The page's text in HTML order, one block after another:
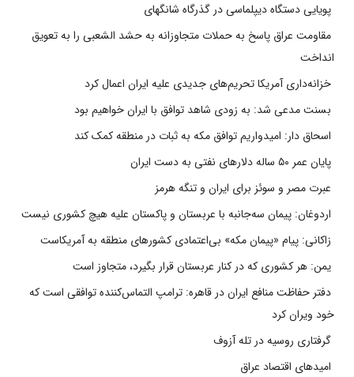
پویایی دستگاه دیپلماسی در گذرگاه شانگهای
مقاومت عراق پاسخ به حملات متجاوزانه به حشد الشعبی را به تعویق
انداخت
خزانه‌داری آمریکا تحریم‌های جدیدی علیه ایران اعمال کرد
بسنت مدعی شد: به زودی شاهد توافق با ایران خواهیم بود
اسحاق دار: امیدواریم توافق مکه به ثبات در منطقه کمک کند
پایان عمر ۵۰ ساله دلارهای نفتی به دست ایران
عبرت مصر و سوئز برای ایران و تنگه هرمز
اردوغان: پیمان سه‌جانبه با عربستان و پاکستان علیه هیچ کشوری نیست
زاکانی: پیام «پیمان مکه» بی‌اعتمادی کشورهای منطقه به آمریکاست
یمن: هر کشوری که در کنار عربستان قرار بگیرد، متجاوز است
دفتر حفاظت منافع ایران در قاهره: ترامپ التماس‌کننده توافقی است که
خود ویران کرد
گرفتاری روسیه در تله آزوف
امیدهای اقتصاد عراق